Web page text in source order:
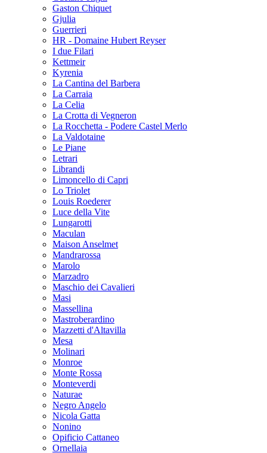
Gaston Chiquet
Gjulia
Guerrieri
HR - Domaine Hubert Reyser
I due Filari
Kettmeir
Kyrenia
La Cantina del Barbera
La Carraia
La Celia
La Crotta di Vegneron
La Rocchetta - Podere Castel Merlo
La Valdotaine
Le Piane
Letrari
Librandi
Limoncello di Capri
Lo Triolet
Louis Roederer
Luce della Vite
Lungarotti
Maculan
Maison Anselmet
Mandrarossa
Marolo
Marzadro
Maschio dei Cavalieri
Masi
Massellina
Mastroberardino
Mazzetti d'Altavilla
Mesa
Molinari
Monroe
Monte Rossa
Monteverdi
Naturae
Negro Angelo
Nicola Gatta
Nonino
Opificio Cattaneo
Ornellaia